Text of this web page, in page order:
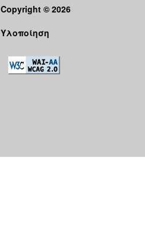
Copyright © 2026
Υλοποίηση